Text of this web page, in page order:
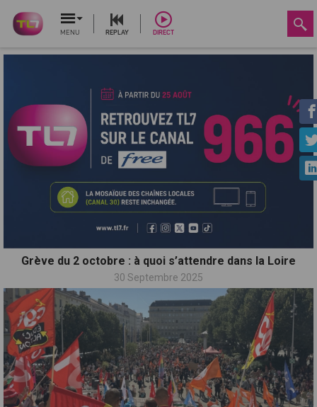
MENU REPLAY DIRECT
Grève du 2 octobre : à quoi s’attendre dans la Loire
30 Septembre 2025